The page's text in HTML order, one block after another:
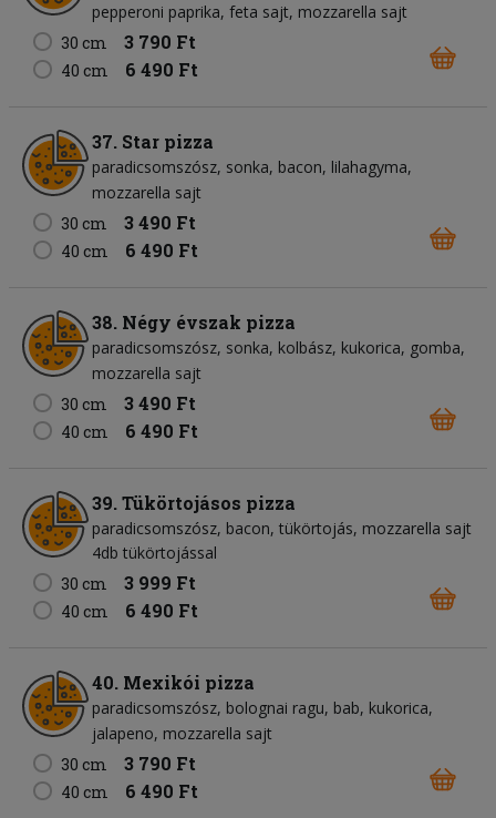
pepperoni paprika feta sajt mozzarella sajt
30 cm
3 790 Ft
40 cm 6 490 Ft
37. Star pizza
paradicsomszósz sonka bacon lilahagyma
mozzarella sajt
30 cm
3 490 Ft
40 cm 6 490 Ft
38. Négy évszak pizza
paradicsomszósz sonka kolbász kukorica gomba
mozzarella sajt
30 cm
3 490 Ft
40 cm 6 490 Ft
39. Tükörtojásos pizza
paradicsomszósz bacon tükörtojás mozzarella sajt
4db tükörtojással
30 cm
3 999 Ft
40 cm 6 490 Ft
40. Mexikói pizza
paradicsomszósz bolognai ragu bab kukorica
jalapeno mozzarella sajt
30 cm
3 790 Ft
40 cm 6 490 Ft